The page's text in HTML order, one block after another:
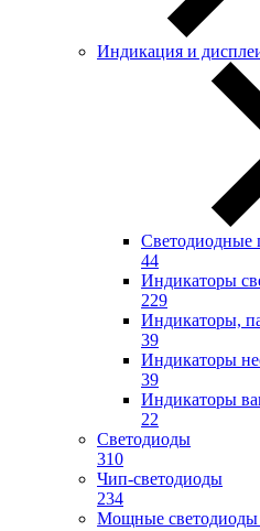
Индикация и
Светодиодные
44
Индикаторы
229
Индикаторы,
39
Индикаторы
39
Индикаторы
22
Светодиоды
310
Чип-светодиоды
234
Мощные светодиоды